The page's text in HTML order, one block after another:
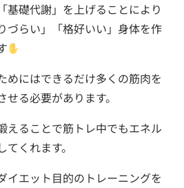
基礎代謝」を上げることにより
づらい」「格好いい」身体を作
めにはできるだけ多くの筋肉を
る必要があります。
えることで筋トレ中でもエネル
くれます。
イエット目的のトレーニングを